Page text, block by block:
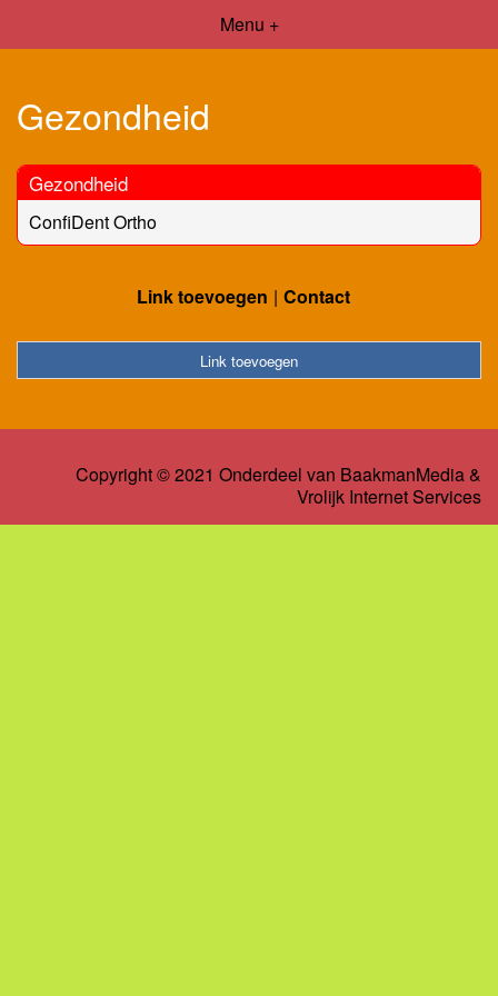
Menu +
Gezondheid
Gezondheid
ConfiDent Ortho
Link toevoegen Contact
Link toevoegen
Copyright © 2021 Onderdeel van BaakmanMedia&
Vrolijk Internet Services